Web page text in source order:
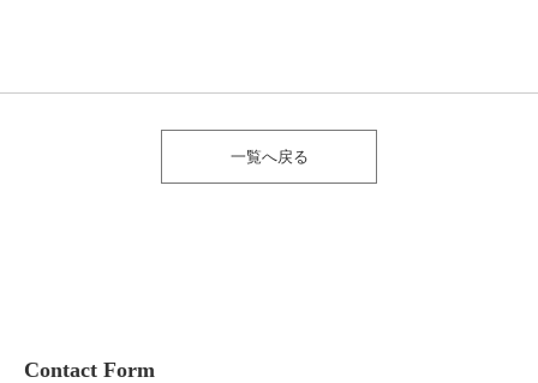
一覧へ戻る
Contact Form